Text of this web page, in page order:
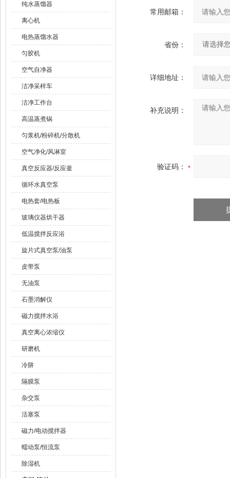
纯水蒸馏器
离心机
电热蒸馏水器
匀胶机
空气自净器
洁净采样车
洁净工作台
高温蒸煮锅
匀浆机/粉碎机/分散机
空气净化/风淋室
真空反应器/反应釜
循环水真空泵
电热套/电热板
玻璃仪器烘干器
低温搅拌反应浴
旋片式真空泵/油泵
皮带泵
无油泵
石墨消解仪
磁力搅拌水浴
真空离心浓缩仪
研磨机
冷阱
隔膜泵
杂交泵
活塞泵
磁力/电动搅拌器
蠕动泵/恒流泵
除湿机
常用邮箱：
省份：
详细地址：
补充说明：
验证码：